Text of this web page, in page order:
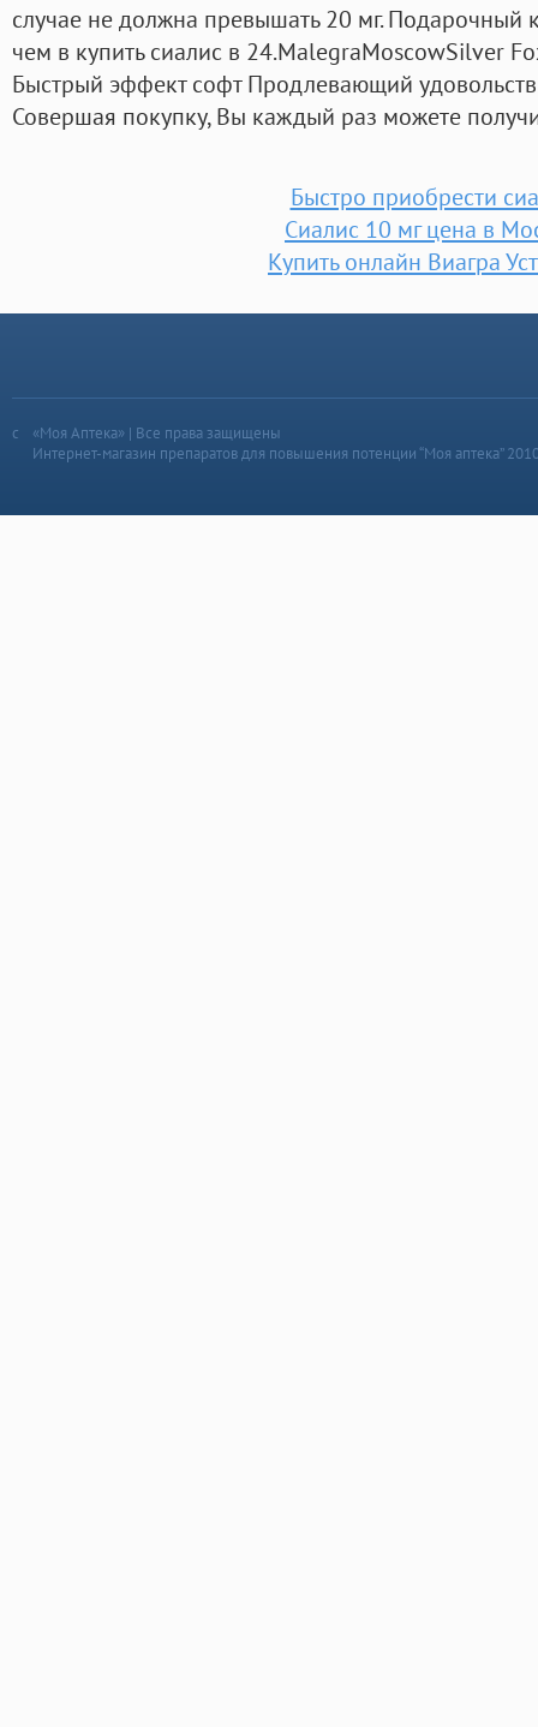
случае не должна превышать 20 мг. Подарочный
чем в купить сиалис в 24.MalegraMoscowSilver
Быстрый эффект софт Продлевающий
Совершая покупку, Вы каждый раз можете
Быстро приобрести
Сиалис 10 мг цена в
Купить онлайн Виагра
«Моя Аптека» | Все права защищены
Интернет-магазин препаратов для повышения потенции “Моя аптека”